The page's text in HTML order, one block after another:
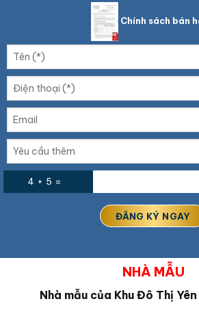
Chính sách bán
4 + 5 =
NHÀ MẪU
Nhà mẫu của Khu Đô Thị